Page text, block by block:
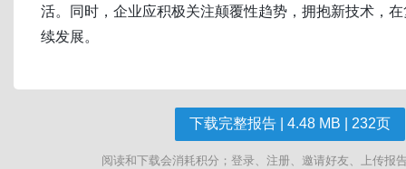
活。同时，企业应积极关注颠覆性趋势，拥抱新技术，
续发展。
下载完整报告 | 4.48 MB | 232页
阅读和下载会消耗积分；登录、注册、邀请好友、上传报